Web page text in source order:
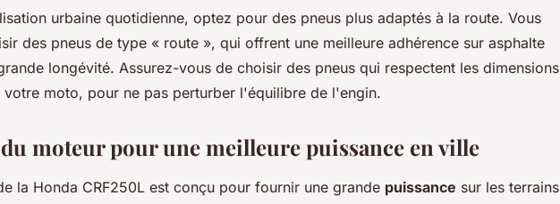
urbaine quotidienne, optez pour des pneus plus adaptés à la route. Vous
des pneus de type « route », qui offrent une meilleure adhérence sur asphalte
longévité. Assurez-vous de choisir des pneus qui respectent les dimensions
moto, pour ne pas perturber l'équilibre de l'engin.
du moteur pour une meilleure puissance en ville
la Honda CRF250L est conçu pour fournir une grande puissance sur les terrains